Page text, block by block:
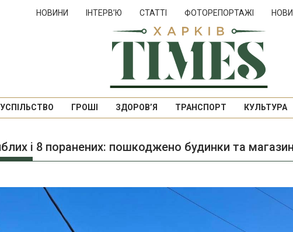
НОВИНИ ІНТЕРВ’Ю СТАТТІ ФОТОРЕПОРТАЖІ
ГРОШІ ЗДОРОВ’Я ТРАНСПОРТ КУЛЬТУРА
і 8 поранених: пошкоджено будинки та